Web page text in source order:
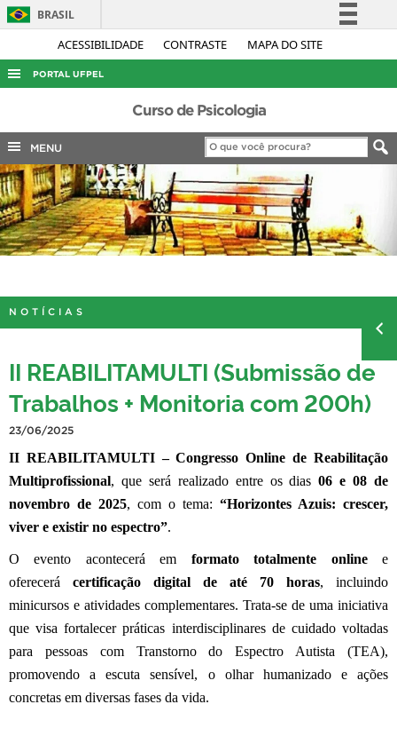
ACESSIBILIDADE CONTRASTE MAPA DO SITE
BRASIL
Simplifique!
Acesso à informação
Legislação
Canais
PORTAL UFPEL
ACESSO À INFORMAÇÃO
AUDITORIA
COBALTO
CONCURSOS
EDITAIS
INTERNACIONAL
PORTARIAS
Curso de Psicologia
MENU
NOTÍCIAS
II REABILITAMULTI (Submissão de
Trabalhos + Monitoria com 200h)
23/06/2025
II REABILITAMULTI – Congresso Online de Reabilitação
Multiprofissional, que será realizado entre os dias06 e 08 de
novembro de 2025, com o tema: “Horizontes Azuis: crescer,
viver e existir no espectro”.
O evento acontecerá em formato totalmente onlinee
oferecerá certificação digital de até 70 horas, incluindo
minicursos e atividades complementares. Trata-se de uma iniciativa
que visa fortalecer práticas interdisciplinares de cuidado voltadas
para pessoas com Transtorno do Espectro Autista (TEA),
promovendo a escuta sensível, o olhar humanizado e ações
concretas em diversas fases da vida.